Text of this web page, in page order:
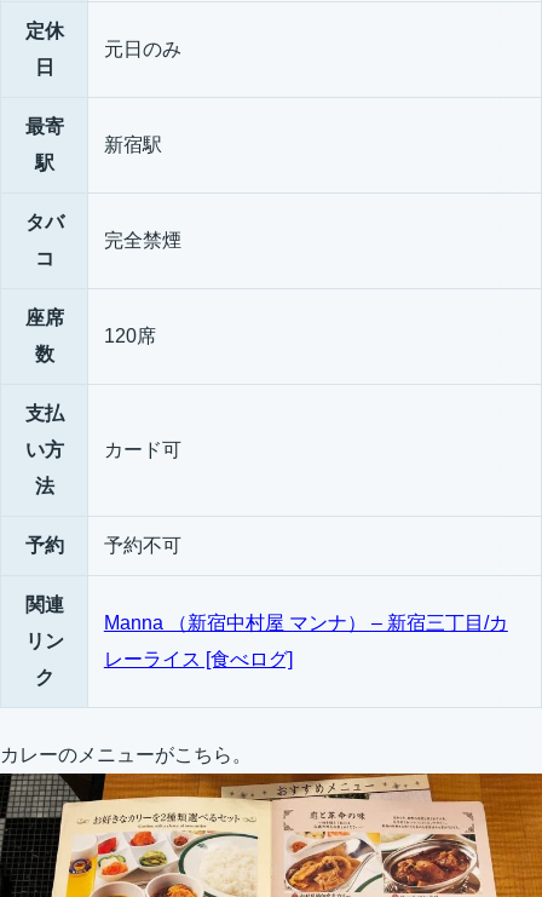
定休
日
元日のみ
最寄
駅
新宿駅
タバ
コ
完全禁煙
座席
数
120席
支払
い方
法
カード可
予約 予約不可
関連
リン
ク
Manna （新宿中村屋 マンナ） – 新宿三丁目/カ
レーライス [食べログ]
カレーのメニューがこちら。